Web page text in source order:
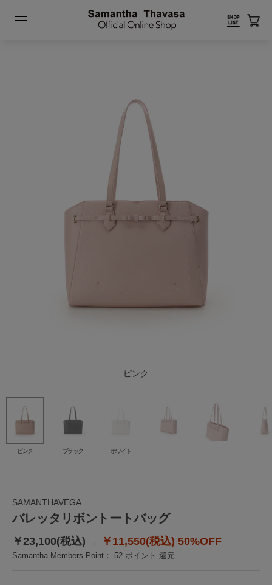
ピンク
ブラック
ホワイト
ピンク ブラック ホワイト
SAMANTHAVEGA
バレッタリボントートバッグ
￥23,100(税込) ￥11,550(税込) 50%OFF
Samantha Members Point： 52 ポイント 還元